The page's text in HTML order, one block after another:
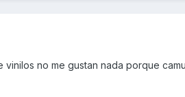
no me gustan nada porque